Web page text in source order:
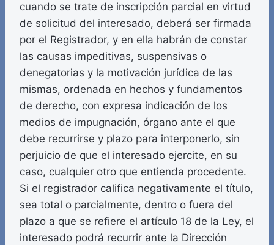
cuando se trate de inscripción parcial en virtud
de solicitud del interesado, deberá ser firmada
por el Registrador, y en ella habrán de constar
las causas impeditivas, suspensivas o
denegatorias y la motivación jurídica de las
mismas, ordenada en hechos y fundamentos
de derecho, con expresa indicación de los
medios de impugnación, órgano ante el que
debe recurrirse y plazo para interponerlo, sin
perjuicio de que el interesado ejercite, en su
caso, cualquier otro que entienda procedente.
Si el registrador califica negativamente el título,
sea total o parcialmente, dentro o fuera del
plazo a que se refiere el artículo 18 de la Ley, el
interesado podrá recurrir ante la Dirección